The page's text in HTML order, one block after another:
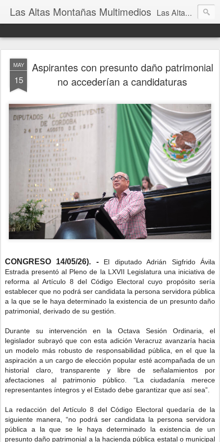
Las Altas Montañas Multimedios Las Altas Montañas Multimedios
MAY
15
Aspirantes con presunto daño patrimonial
no accederían a candidaturas
CONGRESO 14/05/26). - El diputado Adrián Sigfrido Ávila
Estrada presentó al Pleno de la LXVII Legislatura una iniciativa de
reforma al Artículo 8 del Código Electoral cuyo propósito sería
establecer que no podrá ser candidata la persona servidora pública
a la que se le haya determinado la existencia de un presunto daño
patrimonial, derivado de su gestión.
Durante su intervención en la Octava Sesión Ordinaria, el
legislador subrayó que con esta adición Veracruz avanzaría hacia
un modelo más robusto de responsabilidad pública, en el que la
aspiración a un cargo de elección popular esté acompañada de un
historial claro, transparente y libre de señalamientos por
afectaciones al patrimonio público. “La ciudadanía merece
representantes íntegros y el Estado debe garantizar que así sea”.
La redacción del Artículo 8 del Código Electoral quedaría de la
siguiente manera, “no podrá ser candidata la persona servidora
pública a la que se le haya determinado la existencia de un
presunto daño patrimonial a la hacienda pública estatal o municipal